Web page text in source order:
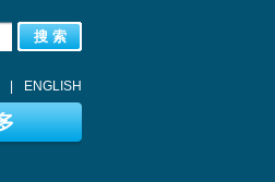
搜 索
ENGLISH